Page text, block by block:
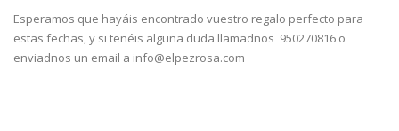
Esperamos que hayáis encontrado vuestro regalo perfecto para
estas fechas, y si tenéis alguna duda llamadnos 950270816 o
enviadnos un email a info@elpezrosa.com